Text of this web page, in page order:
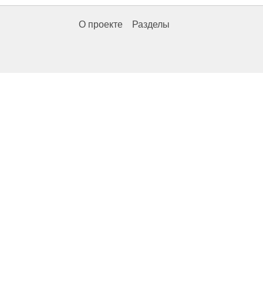
О проекте Разделы